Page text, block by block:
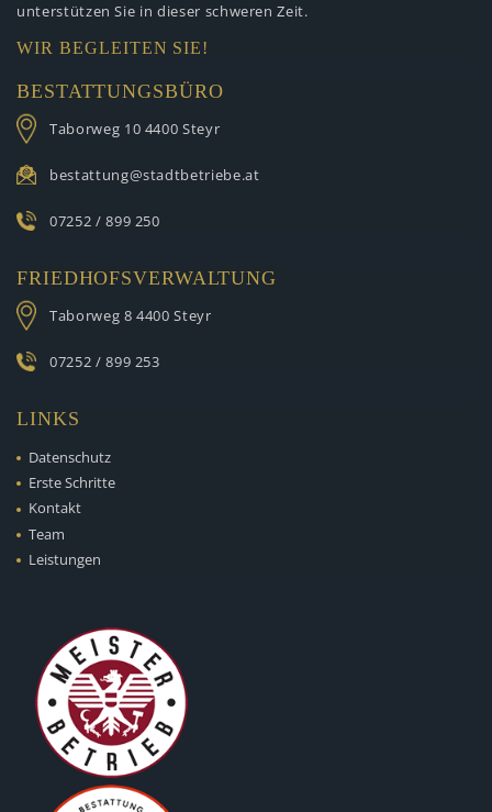
unterstützen Sie in dieser schweren Zeit.
WIR BEGLEITEN SIE!
BESTATTUNGSBÜRO
Taborweg 10 4400 Steyr
bestattung@stadtbetriebe.at
07252 / 899 250
FRIEDHOFSVERWALTUNG
Taborweg 8 4400 Steyr
07252 / 899 253
LINKS
Datenschutz
Erste Schritte
Kontakt
Team
Leistungen